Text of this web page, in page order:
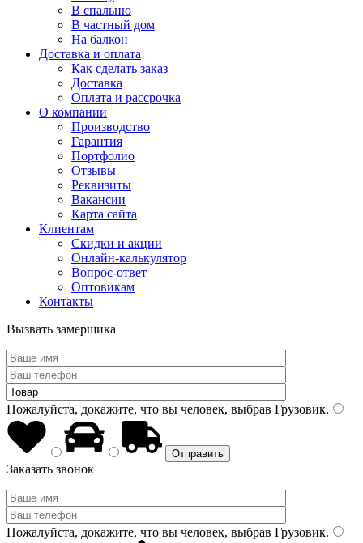
В спальню
В частный дом
На балкон
Доставка и оплата
Как сделать заказ
Доставка
Оплата и рассрочка
О компании
Производство
Гарантия
Портфолио
Отзывы
Реквизиты
Вакансии
Карта сайта
Клиентам
Скидки и акции
Онлайн-калькулятор
Вопрос-ответ
Оптовикам
Контакты
Вызвать замерщика
Пожалуйста, докажите, что вы человек, выбрав Грузовик.
Заказать звонок
Пожалуйста, докажите, что вы человек, выбрав Грузовик.